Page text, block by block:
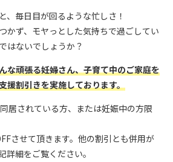
、毎日目が回るような忙しさ！
かず、モヤっとした気持ちで過ごしてい
はないでしょうか？
な頑張る妊婦さん、子育て中のご家庭を
援割引きを実施しております。
居されている方、または妊娠中の方限
させて頂きます。他の割引とも併用が
詳細をご覧ください。